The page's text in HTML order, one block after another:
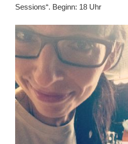
Sessions“. Beginn: 18 Uhr